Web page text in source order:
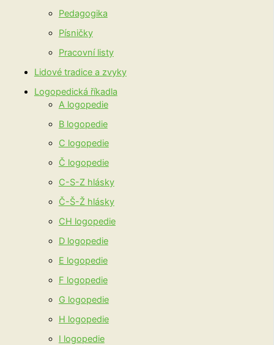
Pedagogika
Písničky
Pracovní listy
Lidové tradice a zvyky
Logopedická říkadla
A logopedie
B logopedie
C logopedie
Č logopedie
C-S-Z hlásky
Č-Š-Ž hlásky
CH logopedie
D logopedie
E logopedie
F logopedie
G logopedie
H logopedie
I logopedie